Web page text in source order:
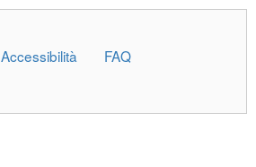
Accessibilità FAQ